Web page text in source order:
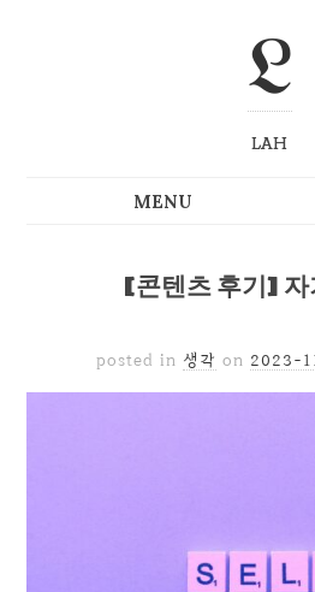
L
LAH
[콘텐츠 후기] 자
posted in 생각 on 2023-